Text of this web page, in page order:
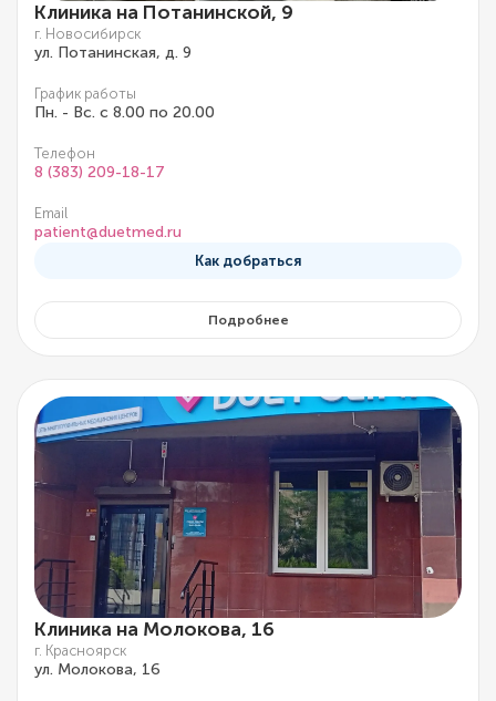
Клиника на Потанинской, 9
г. Новосибирск
ул. Потанинская, д. 9
График работы
Пн. - Вс. с 8.00 по 20.00
Телефон
8 (383) 209-18-17
Email
patient@duetmed.ru
Как добраться
Подробнее
Клиника на Молокова, 16
г. Красноярск
ул. Молокова, 16